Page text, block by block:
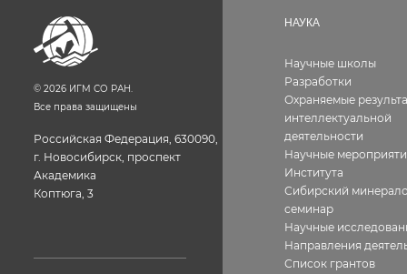
© 2026 ИГМ СО РАН.
Все права защищены
Российская Федерация, 630090,
г. Новосибирск, проспект
Академика
Коптюга, 3
НАУКА
Научные школы
Разработки
Охраняемые
интеллектуальной
деятельности
Научные
Института
Сибирский
семинар
Научные
Направления
Список грантов